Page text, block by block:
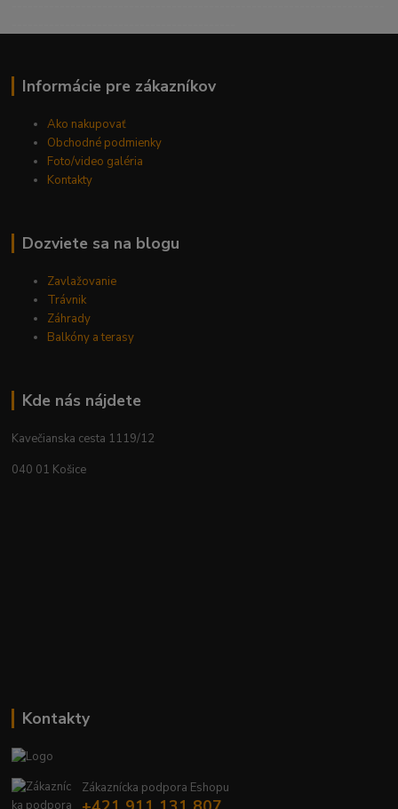
Informácie pre zákazníkov
Ako nakupovať
Obchodné podmienky
Foto/video galéria
Kontakty
Dozviete sa na blogu
Zavlažovanie
Trávnik
Záhrady
Balkóny a terasy
Kde nás nájdete
Kavečianska cesta 1119/12
040 01 Košice
Kontakty
Zákaznícka podpora Eshopu